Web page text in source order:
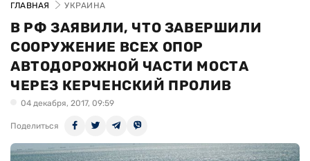
ГЛАВНАЯ УКРАИНА
В РФ ЗАЯВИЛИ, ЧТО ЗАВЕРШИЛИ
СООРУЖЕНИЕ ВСЕХ ОПОР
АВТОДОРОЖНОЙ ЧАСТИ МОСТА
ЧЕРЕЗ КЕРЧЕНСКИЙ ПРОЛИВ
04 декабря, 2017, 09:59
Поделиться